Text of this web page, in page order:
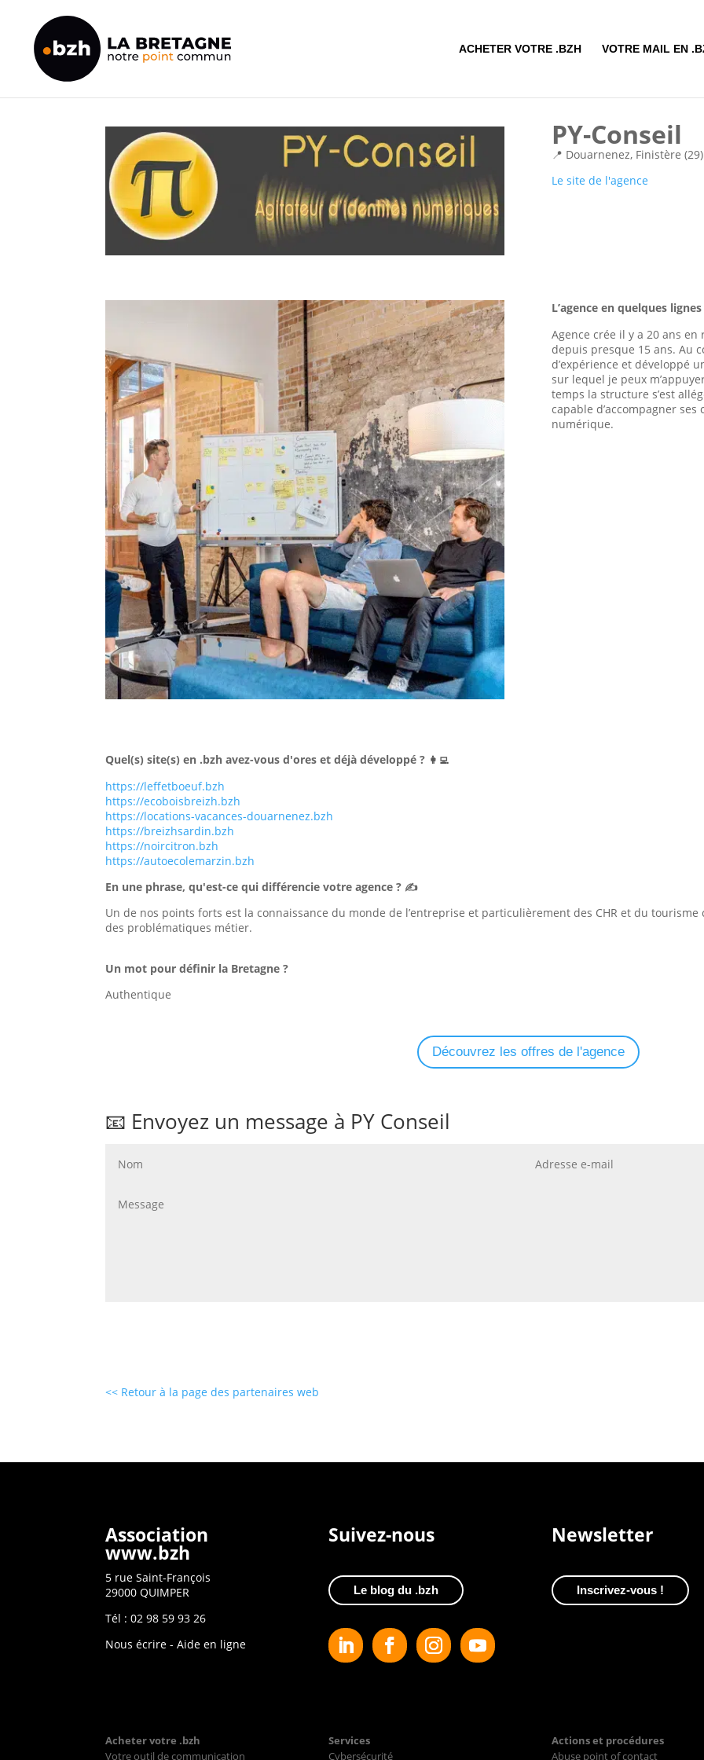
ACHETER VOTRE .BZH VOTRE MAIL EN
PY-Conseil
📍 Douarnenez, Finistère (29)
Le site de l'agence
L’agence en quelques lignes
Agence crée il y a 20 ans
depuis presque 15 ans. Au
d’expérience et développé
sur lequel je peux
temps la structure s’est
capable d’accompagner
numérique.
Quel(s) site(s) en .bzh avez-vous d'ores et déjà développé ? 👩‍💻
https://leffetboeuf.bzh
https://ecoboisbreizh.bzh
https://locations-vacances-douarnenez.bzh
https://breizhsardin.bzh
https://noircitron.bzh
https://autoecolemarzin.bzh
En une phrase, qu'est-ce qui différencie votre agence ? ✍️
Un de nos points forts est la connaissance du monde de l’entreprise et particulièrement des CHR et du
des problématiques métier.
Un mot pour définir la Bretagne ?
Authentique
Découvrez les offres de l'agence
📧 Envoyez un message à PY Conseil
<< Retour à la page des partenaires web
Association
www.bzh
5 rue Saint-François
29000 QUIMPER
Tél : 02 98 59 93 26
Nous écrire - Aide en ligne
Suivez-nous
Le blog du .bzh
Newsletter
Inscrivez-vous !
Acheter votre .bzh
Votre outil de communication
Services
Cybersécurité
Actions et procédures
Abuse point of contact